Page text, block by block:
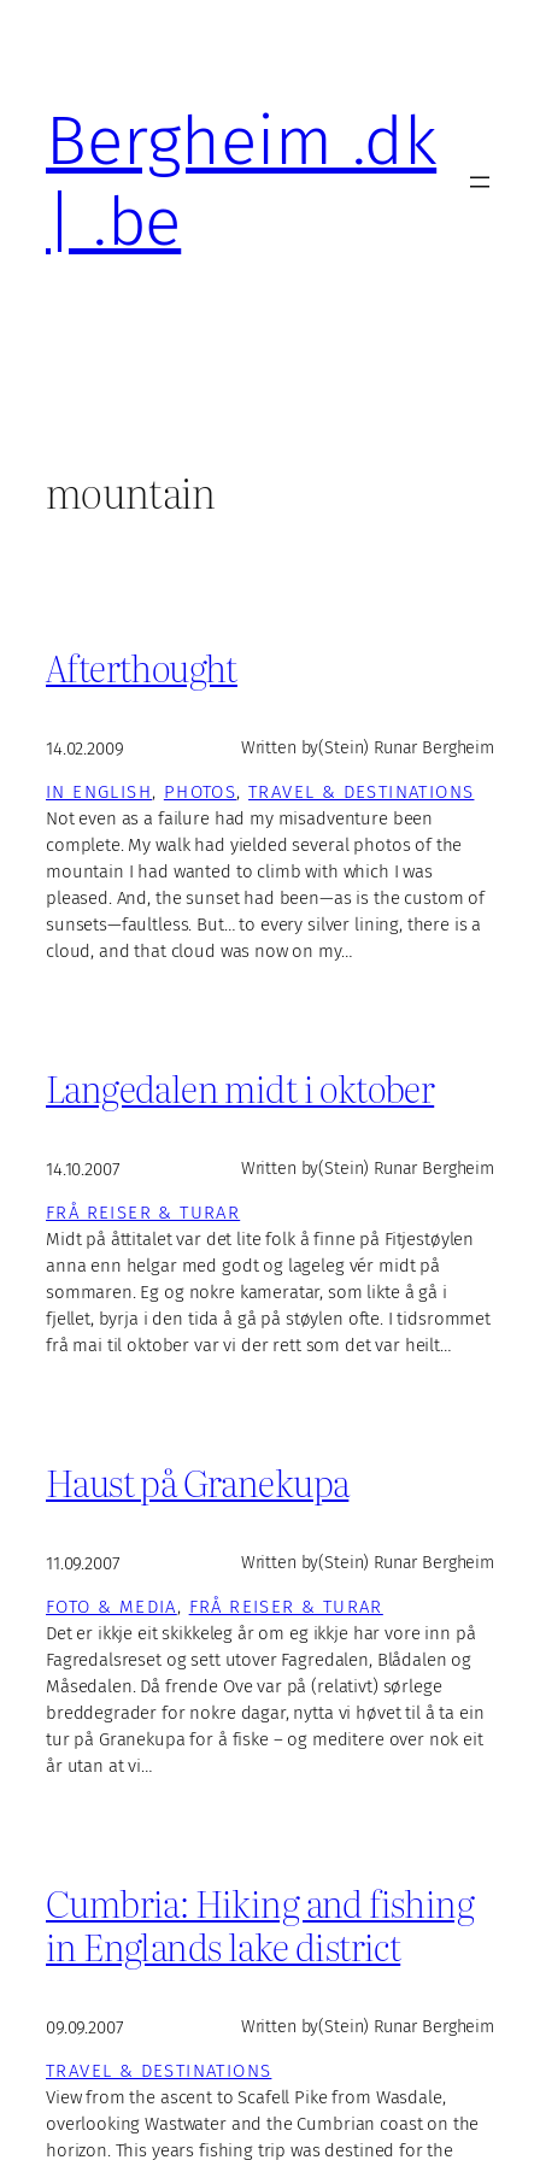
Bergheim .dk
| .be
mountain
Afterthought
14.02.2009 Written by(Stein) Runar Bergheim
IN ENGLISH, PHOTOS, TRAVEL & DESTINATIONS
Not even as a failure had my misadventure been
complete. My walk had yielded several photos of the
mountain I had wanted to climb with which I was
pleased. And, the sunset had been—as is the custom of
sunsets—faultless. But… to every silver lining, there is a
cloud, and that cloud was now on my…
Langedalen midt i oktober
14.10.2007 Written by(Stein) Runar Bergheim
FRÅ REISER & TURAR
Midt på åttitalet var det lite folk å finne på Fitjestøylen
anna enn helgar med godt og lageleg vér midt på
sommaren. Eg og nokre kameratar, som likte å gå i
fjellet, byrja i den tida å gå på støylen ofte. I tidsrommet
frå mai til oktober var vi der rett som det var heilt…
Haust på Granekupa
11.09.2007 Written by(Stein) Runar Bergheim
FOTO & MEDIA, FRÅ REISER & TURAR
Det er ikkje eit skikkeleg år om eg ikkje har vore inn på
Fagredalsreset og sett utover Fagredalen, Blådalen og
Måsedalen. Då frende Ove var på (relativt) sørlege
breddegrader for nokre dagar, nytta vi høvet til å ta ein
tur på Granekupa for å fiske – og meditere over nok eit
år utan at vi…
Cumbria: Hiking and fishing
in Englands lake district
09.09.2007 Written by(Stein) Runar Bergheim
TRAVEL & DESTINATIONS
View from the ascent to Scafell Pike from Wasdale,
overlooking Wastwater and the Cumbrian coast on the
horizon. This years fishing trip was destined for the